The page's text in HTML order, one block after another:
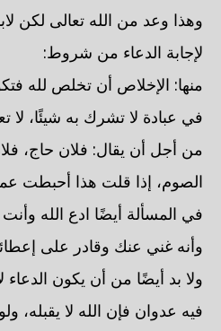
وهذا وعد من الله تعالى لكن
لإجابة الدعاء من شروط:
منها: الإخلاص أن تخلص لله
في عبادة لا تشرك به شيئًا، لا
من أجل أن يقال: فلان حاج،
الصوم، إذا قلت هذا أحبطت
في المسألة أيضًا ادع الله
وأنه غني عنك وقادر على
ولا بد أيضًا من أن يكون
فيه عدوان فإن الله لا يقبله،